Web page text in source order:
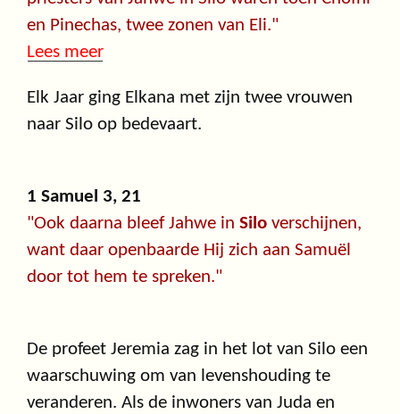
en Pinechas, twee zonen van Eli."
Lees meer
Elk Jaar ging Elkana met zijn twee vrouwen
naar Silo op bedevaart.
1 Samuel 3, 21
"Ook daarna bleef Jahwe in Silo verschijnen,
want daar openbaarde Hij zich aan Samuël
door tot hem te spreken."
De profeet Jeremia zag in het lot van Silo een
waarschuwing om van levenshouding te
veranderen. Als de inwoners van Juda en